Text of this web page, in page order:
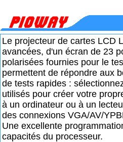
Le projecteur de cartes LCD
avancées, d'un écran de 23
polarisées fournies pour le
permettent de répondre aux
de tests rapides :
utilisés pour créer votre
à un ordinateur ou à un
des connexions VGA/AV/
Une excellente
capacités du processeur.